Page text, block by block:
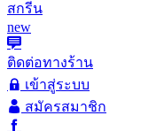
สกรีน
new
ติดต่อทางร้าน
เข้าสู่ระบบ
สมัครสมาชิก